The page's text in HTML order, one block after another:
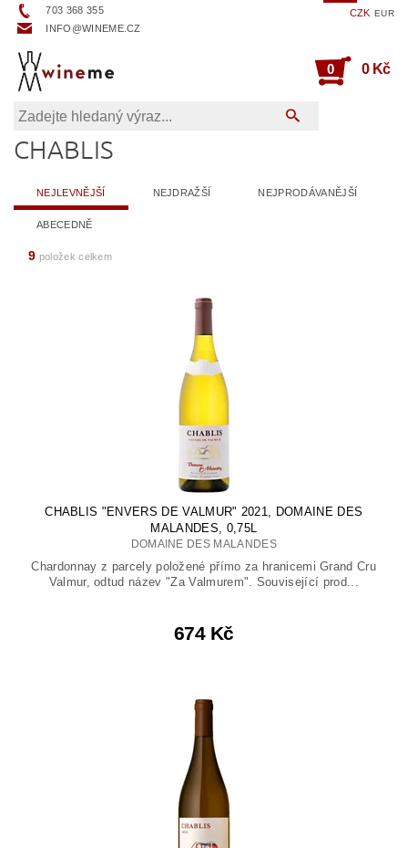
703 368 355
INFO@WINEME.CZ
CZK EUR
0 0 Kč
CHABLIS
NEJLEVNĚJŠÍ NEJDRAŽŠÍ NEJPRODÁVANĚJŠÍ
ABECEDNĚ
9 položek celkem
CHABLIS "ENVERS DE VALMUR" 2021, DOMAINE DES
MALANDES, 0,75L
DOMAINE DES MALANDES
Chardonnay z parcely položené přímo za hranicemi Grand Cru
Valmur, odtud název "Za Valmurem". Související prod...
674 Kč